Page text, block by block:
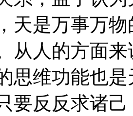
天是万事万
从人的方面
思维功能也
要反反求诸